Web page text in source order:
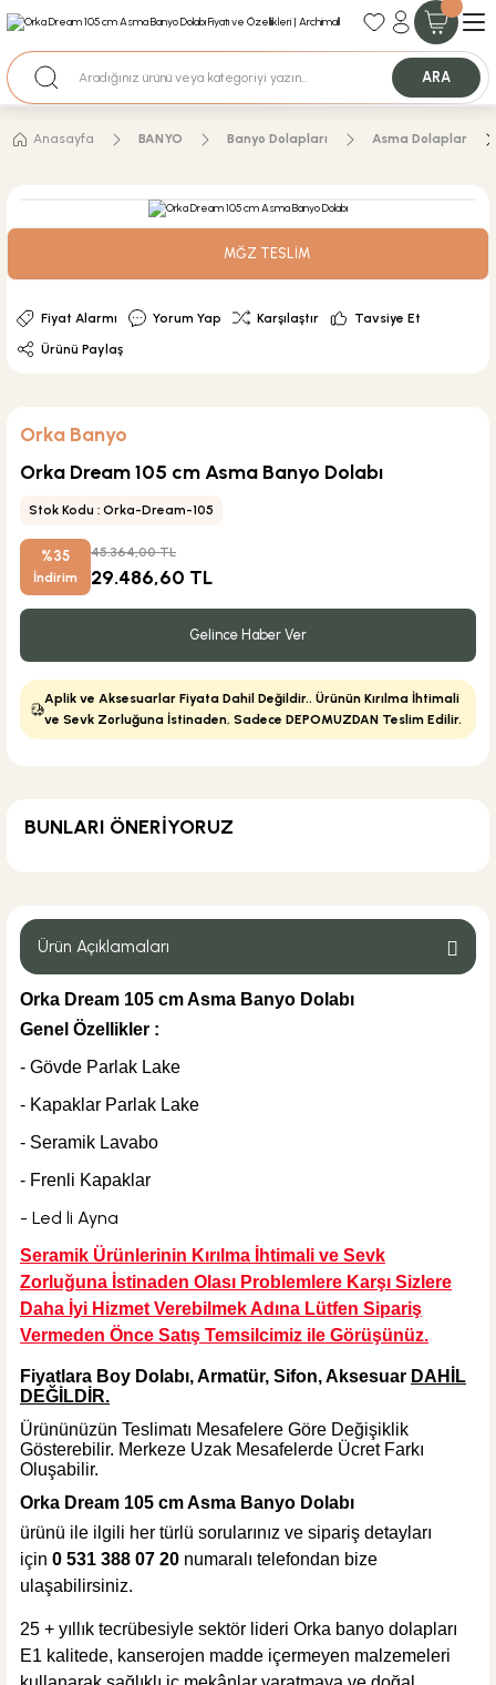
35+ Yıllık Tecrübe
Nakit Ödemeli Özel Fiyatlar için Bizden Teklif Alabilirsiniz.
ARA
Anasayfa BANYO Banyo Dolapları Asma Dolaplar
MĞZ TESLİM
Fiyat Alarmı Yorum Yap Karşılaştır
Tavsiye Et
Ürünü Paylaş
Orka Banyo
Orka Dream 105 cm Asma Banyo Dolabı
Stok Kodu : Orka-Dream-105
%35
İndirim
45.364,00 TL
29.486,60 TL
Gelince Haber Ver
Aplik ve Aksesuarlar Fiyata Dahil Değildir.. Ürünün Kırılma İhtimali
ve Sevk Zorluğuna İstinaden, Sadece DEPOMUZDAN Teslim Edilir.
BUNLARI ÖNERİYORUZ
2.835,00 TL %32
1.920,00 TL
Sepete Ekle
Hansgrohe Logis 100 Lavabo Bataryası
16.666,80 TL %40
10.000,08 TL
Sepete Ekle
Hansgrohe
Hansgrohe Krom S Tipi Lavabo Sifonu
2.714,40 TL %40
1.630,00 TL
Sepete Ekle
Ürün Açıklamaları
Orka Dream 105 cm Asma Banyo Dolabı
Genel Özellikler :
- Gövde Parlak Lake
- Kapaklar Parlak Lake
- Seramik Lavabo
- Frenli Kapaklar
- Led li Ayna
Seramik Ürünlerinin Kırılma İhtimali ve Sevk
Zorluğuna İstinaden Olası Problemlere Karşı Sizlere
Daha İyi Hizmet Verebilmek Adına Lütfen Sipariş
Vermeden Önce Satış Temsilcimiz ile Görüşünüz.
Fiyatlara Boy Dolabı, Armatür, Sifon, Aksesuar DAHİL
DEĞİLDİR.
Ürününüzün Teslimatı Mesafelere Göre Değişiklik
Gösterebilir. Merkeze Uzak Mesafelerde Ücret Farkı
Oluşabilir.
Orka Dream 105 cm Asma Banyo Dolabı
ürünü ile ilgili her türlü sorularınız ve sipariş detayları
için 0 531 388 07 20 numaralı telefondan bize
ulaşabilirsiniz.
25 + yıllık tecrübesiyle sektör lideri Orka banyo dolapları
E1 kalitede, kanserojen madde içermeyen malzemeleri